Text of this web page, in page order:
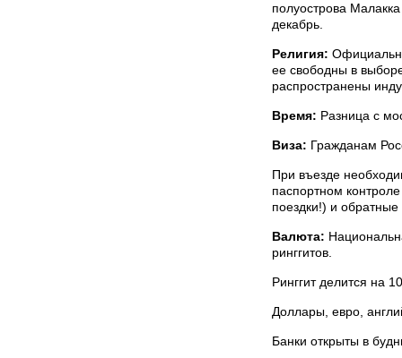
полуострова
декабрь.
Религия:
ее свободны в
распространены
Время: Разница с
Виза: Гражданам
При въезде
паспортном
поездки!) и
Валюта:
ринггитов.
Ринггит делится на
Доллары, евро,
Банки открыты в